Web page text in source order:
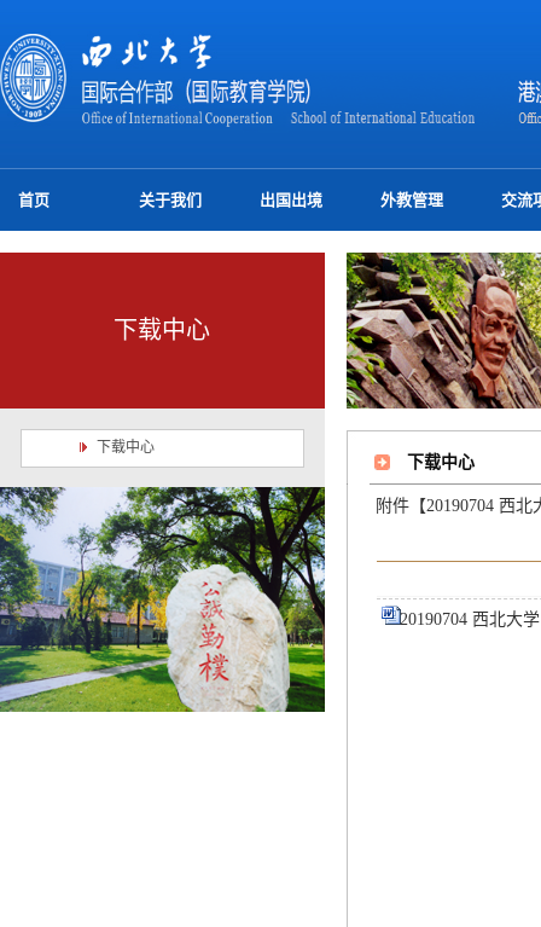
首页 关于我们 出国出境 外教管理 交流
下载中心
下载中心
下载中心
附件【20190704 西
20190704 西北大